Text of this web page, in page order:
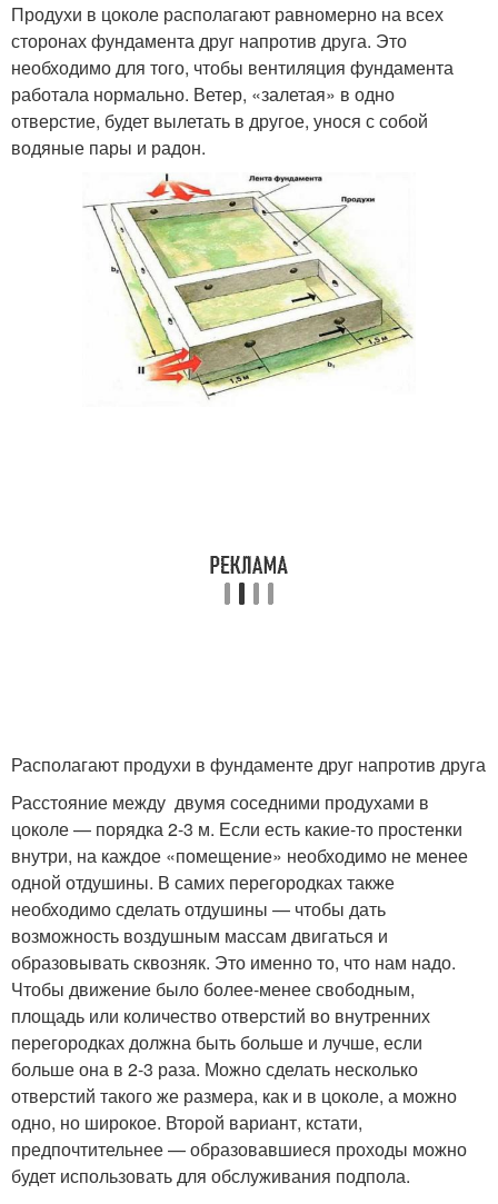
Продухи в цоколе располагают равномерно на всех
сторонах фундамента друг напротив друга. Это
необходимо для того, чтобы вентиляция фундамента
работала нормально. Ветер, «залетая» в одно
отверстие, будет вылетать в другое, унося с собой
водяные пары и радон.
Располагают продухи в фундаменте друг напротив друга
Расстояние между двумя соседними продухами в
цоколе — порядка 2-3 м. Если есть какие-то простенки
внутри, на каждое «помещение» необходимо не менее
одной отдушины. В самих перегородках также
необходимо сделать отдушины — чтобы дать
возможность воздушным массам двигаться и
образовывать сквозняк. Это именно то, что нам надо.
Чтобы движение было более-менее свободным,
площадь или количество отверстий во внутренних
перегородках должна быть больше и лучше, если
больше она в 2-3 раза. Можно сделать несколько
отверстий такого же размера, как и в цоколе, а можно
одно, но широкое. Второй вариант, кстати,
предпочтительнее — образовавшиеся проходы можно
будет использовать для обслуживания подпола.